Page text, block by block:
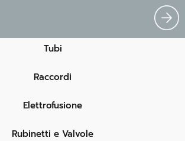
Tubi
Raccordi
Elettrofusione
Rubinetti e Valvole